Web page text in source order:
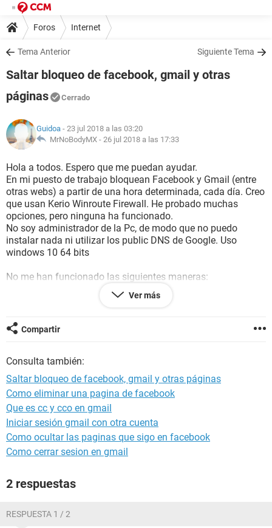
Foros Internet
Tema Anterior Siguiente Tema
Saltar bloqueo de facebook, gmail y otras
páginas
Cerrado
Guidoa - 23 jul 2018 a las 03:20
MrNoBodyMX - 26 jul 2018 a las 17:33
Hola a todos. Espero que me puedan ayudar.
En mi puesto de trabajo bloquean Facebook y Gmail (entre
otras webs) a partir de una hora determinada, cada día. Creo
que usan Kerio Winroute Firewall. He probado muchas
opciones, pero ninguna ha funcionado.
No soy administrador de la Pc, de modo que no puedo
instalar nada ni utilizar los public DNS de Google. Uso
windows 10 64 bits
No me han funcionado las siguientes maneras:
Tor Browser (ni siquiera usando los bridges)
Usar http o https
Usar el IP de facebook o direcciones alternativas
Puedo entrar a Facebook a traves de un proxy web, pero con
carácter limitado. La página no carga bien y no puedo
navegar normalmente, subir fotos, etc.
Ver más
Compartir
Consulta también:
Saltar bloqueo de facebook, gmail y otras páginas
Como eliminar una pagina de facebook
Que es cc y cco en gmail
Iniciar sesión gmail con otra cuenta
Como ocultar las paginas que sigo en facebook
Como cerrar sesion en gmail
2 respuestas
RESPUESTA 1 / 2